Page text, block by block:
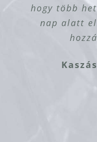
hogy több
nap alatt